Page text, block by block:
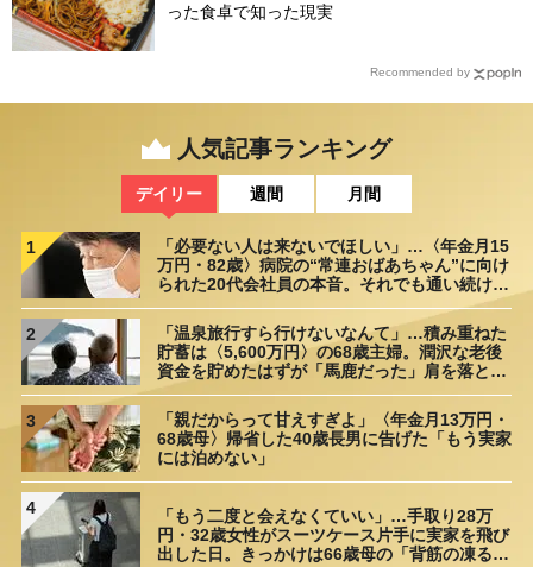
った食卓で知った現実
Recommended by
人気記事ランキング
デイリー 週間 月間
1
「必要ない人は来ないでほしい」…〈年金月15
万円・82歳〉病院の“常連おばあちゃん”に向け
られた20代会社員の本音。それでも通い続ける
2
「温泉旅行すら行けないなんて」…積み重ねた
貯蓄は〈5,600万円〉の68歳主婦。潤沢な老後
資金を貯めたはずが「馬鹿だった」肩を落とす
3
「親だからって甘えすぎよ」〈年金月13万円・
68歳母〉帰省した40歳長男に告げた「もう実家
には泊めない」
4
「もう二度と会えなくていい」…手取り28万
円・32歳女性がスーツケース片手に実家を飛び
出した日。きっかけは66歳母の「背筋の凍る一